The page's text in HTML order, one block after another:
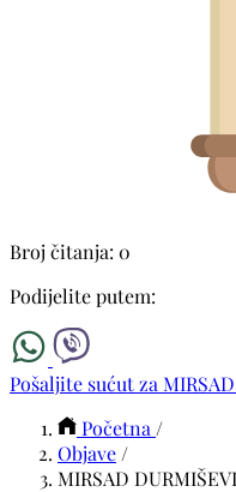
Broj čitanja: 0
Podijelite putem:
Pošaljite sućut za
Početna /
Objave /
MIRSAD